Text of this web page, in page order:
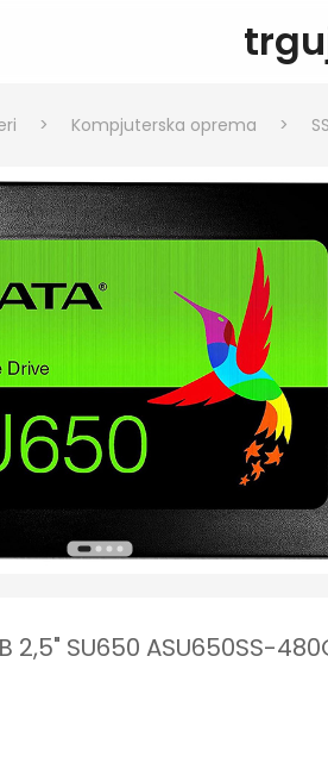
> Kompjuterska oprema >
2,5" SU650 ASU650SS-